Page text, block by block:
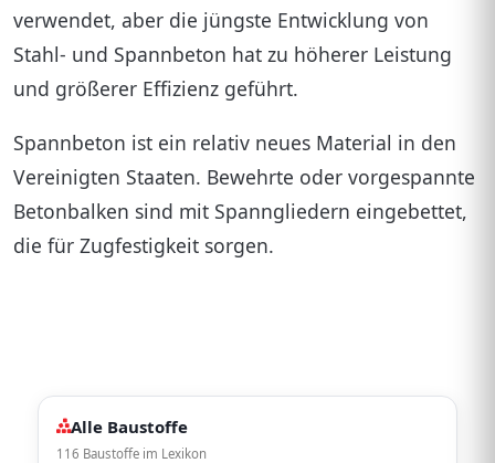
verwendet, aber die jüngste Entwicklung von
Stahl- und Spannbeton hat zu höherer Leistung
und größerer Effizienz geführt.
Spannbeton ist ein relativ neues Material in den
Vereinigten Staaten. Bewehrte oder vorgespannte
Betonbalken sind mit Spanngliedern eingebettet,
die für Zugfestigkeit sorgen.
Alle Baustoffe
116 Baustoffe im Lexikon
Blei 1
Brettschichtholz
Estrichmoertel
Ethylen Tetrafluorethylen ETFE
Flachsfasern